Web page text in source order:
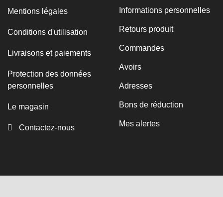
Mentions légales
Conditions d'utilisation
Livraisons et paiements
Protection des données
personnelles
Le magasin
Contactez-nous
Informations personnelles
Retours produit
Commandes
Avoirs
Adresses
Bons de réduction
Mes alertes